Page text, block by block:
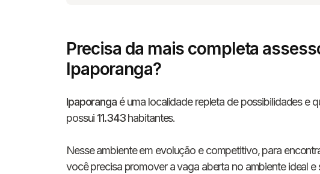
Precisa da mais completa
Ipaporanga?
Ipaporangaé uma localidade repleta de possibilidades e
possui 11.343habitantes.
Nesse ambiente em evolução e competitivo, para
você precisa promover a vaga aberta no ambiente ideal